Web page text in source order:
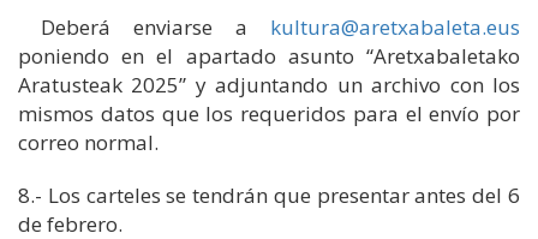
Deberá enviarse a kultura@aretxabaleta.eus
poniendo en el apartado asunto “Aretxabaletako
Aratusteak 2025” y adjuntando un archivo con los
mismos datos que los requeridos para el envío por
correo normal.
8.- Los carteles se tendrán que presentar antes del 6
de febrero.